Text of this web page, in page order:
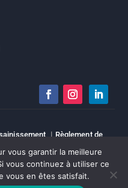
| Règlement de
élu |Mentions légales|
vous garantir la meilleure
vous continuez à utiliser ce
vous en êtes satisfait.